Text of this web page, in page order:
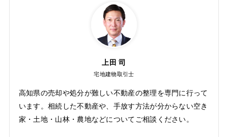
上田 司
宅地建物取引士
高知県の売却や処分が難しい不動産の整理を専門に行って
います。相続した不動産や、手放す方法が分からない空き
家・土地・山林・農地などについてご相談ください。